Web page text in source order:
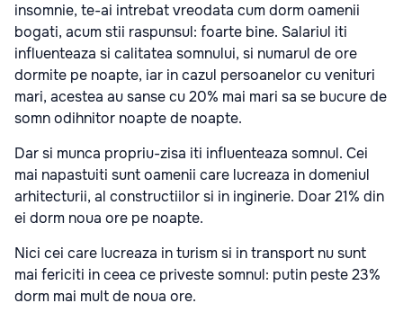
insomnie, te-ai intrebat vreodata cum dorm oamenii
bogati, acum stii raspunsul: foarte bine. Salariul iti
influenteaza si calitatea somnului, si numarul de ore
dormite pe noapte, iar in cazul persoanelor cu venituri
mari, acestea au sanse cu 20% mai mari sa se bucure de
somn odihnitor noapte de noapte.
Dar si munca propriu-zisa iti influenteaza somnul. Cei
mai napastuiti sunt oamenii care lucreaza in domeniul
arhitecturii, al constructiilor si in inginerie. Doar 21% din
ei dorm noua ore pe noapte.
Nici cei care lucreaza in turism si in transport nu sunt
mai fericiti in ceea ce priveste somnul: putin peste 23%
dorm mai mult de noua ore.